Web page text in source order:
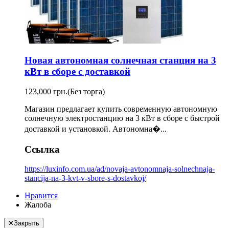
Новая автономная солнечная станция на 3
кВт в сборе с доставкой
123,000 грн.(Без торга)
Магазин предлагает купить современную автономную
солнечную электростанцию на 3 кВт в сборе с быстрой
доставкой и установкой. Автономна�...
Ссылка
https://luxinfo.com.ua/ad/novaja-avtonomnaja-solnechnaja-
stancija-na-3-kvt-v-sbore-s-dostavkoj/
Нравится
Жалоба
✕Закрыть